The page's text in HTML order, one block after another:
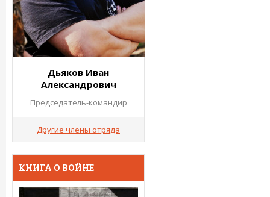
Дьяков Иван
Александрович
Председатель-командир
Другие члены отряда
КНИГА О ВОЙНЕ